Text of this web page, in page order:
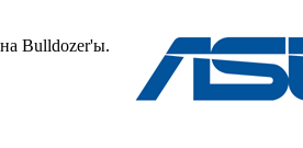
Bulldozer'ы.